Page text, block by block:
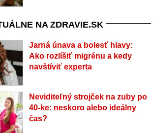
NA ZDRAVIE.SK
Jarná únava a bolesť hlavy:
Ako rozlíšiť migrénu a kedy
navštíviť experta
Neviditeľný strojček na zuby po
40-ke: neskoro alebo ideálny
čas?